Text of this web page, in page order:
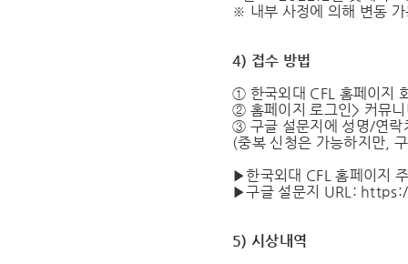
※ 내부 사정에 의해 변동 가
4) 접수 방법
① 한국외대 CFL 홈페이지
② 홈페이지 로그인> 커뮤니
③ 구글 설문지에 성명/연락
(중복 신청은 가능하지만,
▶한국외대 CFL 홈페이
▶구글 설문지 URL:
5) 시상내역